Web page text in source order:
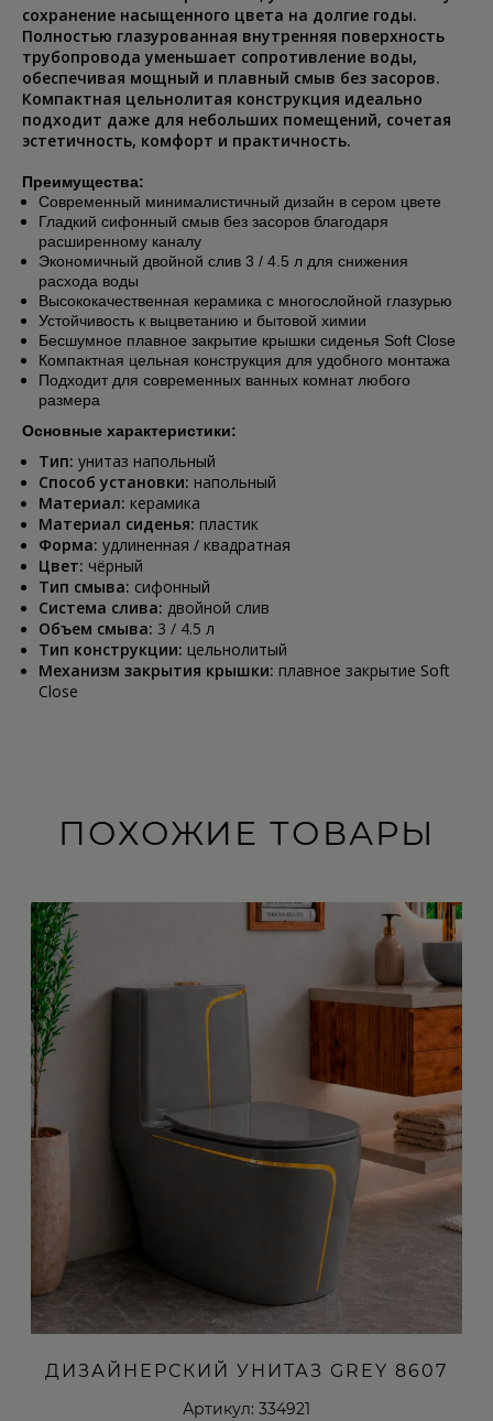
сохранение насыщенного цвета на долгие годы.
Полностью глазурованная внутренняя поверхность
трубопровода уменьшает сопротивление воды,
обеспечивая мощный и плавный смыв без засоров.
Компактная цельнолитая конструкция идеально
подходит даже для небольших помещений, сочетая
эстетичность, комфорт и практичность.
Преимущества:
Современный минималистичный дизайн в сером цвете
Гладкий сифонный смыв без засоров благодаря
расширенному каналу
Экономичный двойной слив 3 / 4.5 л для снижения
расхода воды
Высококачественная керамика с многослойной глазурью
Устойчивость к выцветанию и бытовой химии
Бесшумное плавное закрытие крышки сиденья Soft Close
Компактная цельная конструкция для удобного монтажа
Подходит для современных ванных комнат любого
размера
Основные характеристики:
Тип: унитаз напольный
Способ установки: напольный
Материал: керамика
Материал сиденья: пластик
Форма: удлиненная / квадратная
Цвет: чёрный
Тип смыва: сифонный
Система слива: двойной слив
Объем смыва: 3 / 4.5 л
Тип конструкции: цельнолитый
Механизм закрытия крышки: плавное закрытие Soft
Close
ПОХОЖИЕ ТОВАРЫ
ДИЗАЙНЕРСКИЙ УНИТАЗ GREY 8607
Артикул: 334921